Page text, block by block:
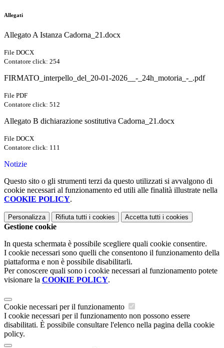
Allegati
Allegato A Istanza Cadorna_21.docx
File DOCX
Contatore click: 254
FIRMATO_interpello_del_20-01-2026__-_24h_motoria_-_.pdf
File PDF
Contatore click: 512
Allegato B dichiarazione sostitutiva Cadorna_21.docx
File DOCX
Contatore click: 111
Notizie
Questo sito o gli strumenti terzi da questo utilizzati si avvalgono di
cookie necessari al funzionamento ed utili alle finalità illustrate nella
COOKIE POLICY.
Personalizza Rifiuta tutti i cookies Accetta tutti i cookies
Gestione cookie
In questa schermata è possibile scegliere quali cookie consentire.
I cookie necessari sono quelli che consentono il funzionamento della
piattaforma e non è possibile disabilitarli.
Per conoscere quali sono i cookie necessari al funzionamento potete
visionare la COOKIE POLICY.
Cookie necessari per il funzionamento
I cookie necessari per il funzionamento non possono essere
disabilitati. È possibile consultare l'elenco nella pagina della cookie
policy.